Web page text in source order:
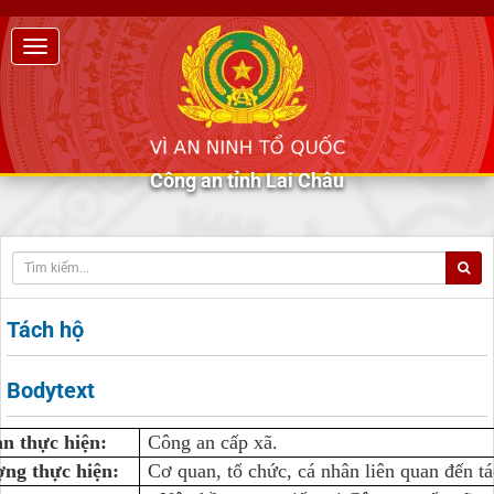
Công an tỉnh Lai Châu
Tách hộ
Bodytext
thực hiện:
Công an cấp xã.
thực hiện:
Cơ quan, tổ chức, cá nhân liên quan đến